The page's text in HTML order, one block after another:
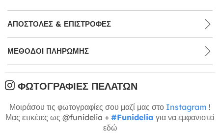
ΑΠΟΣΤΟΛΈΣ & ΕΠΙΣΤΡΟΦΈΣ
ΜΕΘΌΔΟΙ ΠΛΗΡΩΜΉΣ
ΦΩΤΟΓΡΑΦΊΕΣ ΠΕΛΑΤΏΝ
Μοιράσου τις φωτογραφίες σου μαζί μας στο Instagram !
Μας ετικέτες ως @funidelia + #Funidelia για να εμφανιστεί
εδώ